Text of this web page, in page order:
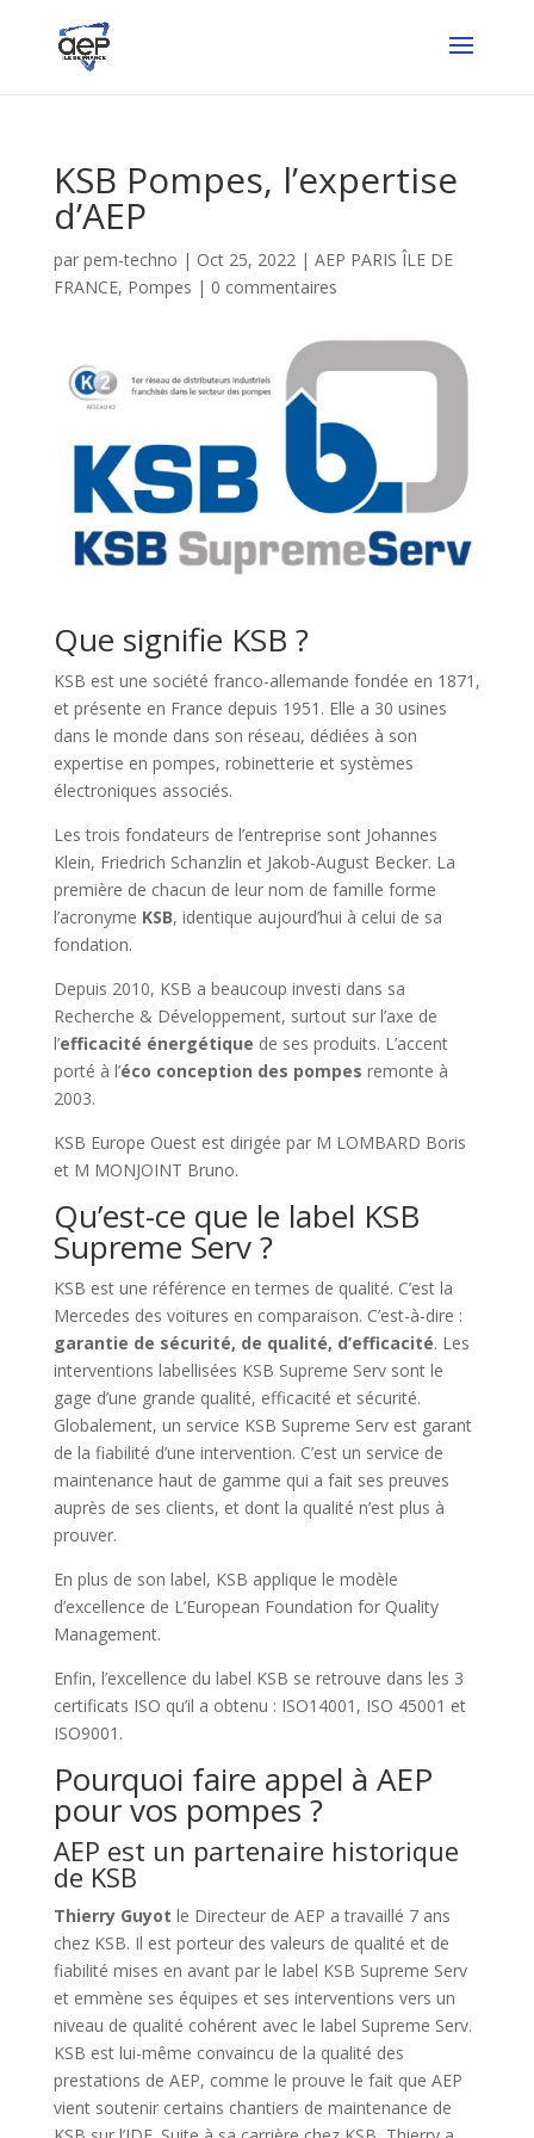
KSB Pompes, l’expertise
d’AEP
par pem-techno | Oct 25, 2022| AEP PARIS ÎLE DE
FRANCE, Pompes | 0 commentaires
Que signifie KSB ?
KSB est une société franco-allemande fondée en 1871,
et présente en France depuis 1951. Elle a 30 usines
dans le monde dans son réseau, dédiées à son
expertise en pompes, robinetterie et systèmes
électroniques associés.
Les trois fondateurs de l’entreprise sont Johannes
Klein, Friedrich Schanzlin et Jakob-August Becker. La
première de chacun de leur nom de famille forme
l’acronyme KSB, identique aujourd’hui à celui de sa
fondation.
Depuis 2010, KSB a beaucoup investi dans sa
Recherche & Développement, surtout sur l’axe de
l’efficacité énergétique de ses produits. L’accent
porté à l’éco conception des pompes remonte à
2003.
KSB Europe Ouest est dirigée par M LOMBARD Boris
et M MONJOINT Bruno.
Qu’est-ce que le label KSB
Supreme Serv ?
KSB est une référence en termes de qualité. C’est la
Mercedes des voitures en comparaison. C’est-à-dire :
garantie de sécurité, de qualité, d’efficacité. Les
interventions labellisées KSB Supreme Serv sont le
gage d’une grande qualité, efficacité et sécurité.
Globalement, un service KSB Supreme Serv est garant
de la fiabilité d’une intervention. C’est un service de
maintenance haut de gamme qui a fait ses preuves
auprès de ses clients, et dont la qualité n’est plus à
prouver.
En plus de son label, KSB applique le modèle
d’excellence de L’European Foundation for Quality
Management.
Enfin, l’excellence du label KSB se retrouve dans les 3
certificats ISO qu’il a obtenu : ISO14001, ISO 45001 et
ISO9001.
Pourquoi faire appel à AEP
pour vos pompes ?
AEP est un partenaire historique
de KSB
Thierry Guyot le Directeur de AEP a travaillé 7 ans
chez KSB. Il est porteur des valeurs de qualité et de
fiabilité mises en avant par le label KSB Supreme Serv
et emmène ses équipes et ses interventions vers un
niveau de qualité cohérent avec le label Supreme Serv.
KSB est lui-même convaincu de la qualité des
prestations de AEP, comme le prouve le fait que AEP
vient soutenir certains chantiers de maintenance de